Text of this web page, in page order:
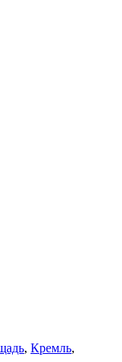
, Кремль,